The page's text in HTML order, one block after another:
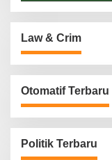
Law & Crim
Otomatif Terbaru
Politik Terbaru